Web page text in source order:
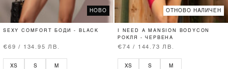
НОВО
SEXY COMFORT БОДИ - BLACK
€69 / 134.95 ЛВ.
XS S M
ОТНОВО НАЛИЧЕН
I NEED A MANSION BODYCON
РОКЛЯ - ЧЕРВЕНА
€74 / 144.73 ЛВ.
XS S M